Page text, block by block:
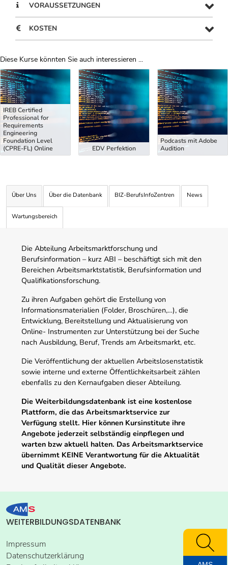
VORAUSSETZUNGEN
KOSTEN
Diese Kurse könnten Sie auch interessieren ...
Uber Weiterbildungsvorschläge
IREB Certified
Professional for
Requirements
Engineering
Foundation Level
(CPRE-FL) Online
EDV Perfektion
Podcasts mit Adobe
Audition
Über Uns Über die Datenbank BIZ-BerufsInfoZentren News
Wartungsbereich
Die Abteilung Arbeitsmarktforschung und
Berufsinformation – kurz ABI – beschäftigt sich mit den
Bereichen Arbeitsmarktstatistik, Berufsinformation und
Qualifikationsforschung.
Zu ihren Aufgaben gehört die Erstellung von
Informationsmaterialien (Folder, Broschüren,…), die
Entwicklung, Bereitstellung und Aktualisierung von
Online- Instrumenten zur Unterstützung bei der Suche
nach Ausbildung, Beruf, Trends am Arbeitsmarkt, etc.
Die Veröffentlichung der aktuellen Arbeitslosenstatistik
sowie interne und externe Öffentlichkeitsarbeit zählen
ebenfalls zu den Kernaufgaben dieser Abteilung.
Die Weiterbildungsdatenbank ist eine kostenlose
Plattform, die das Arbeitsmarktservice zur
Verfügung stellt. Hier können Kursinstitute ihre
Angebote jederzeit selbständig einpflegen und
warten bzw aktuell halten. Das Arbeitsmarktservice
übernimmt KEINE Verantwortung für die Aktualität
und Qualität dieser Angebote.
WEITERBILDUNGSDATENBANK
Impressum
Datenschutzerklärung